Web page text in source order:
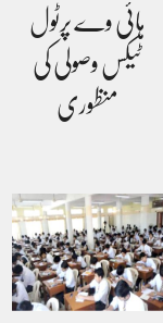
ہائی وے پرٹول
ٹیکس وصولی کی
منظوری